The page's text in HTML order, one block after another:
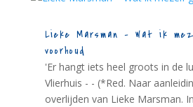
Lieke Marsman – Wat ik
voorhoud
'Er hangt iets heel groots in de
Vlierhuis - - (*Red. Naar
overlijden van Lieke Marsman.